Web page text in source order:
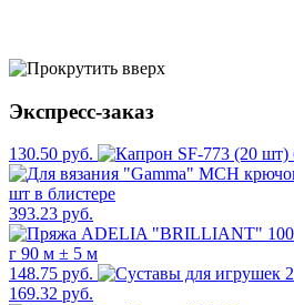
Экспресс-заказ
130.50 руб.
393.23 руб.
148.75 руб.
169.32 руб.